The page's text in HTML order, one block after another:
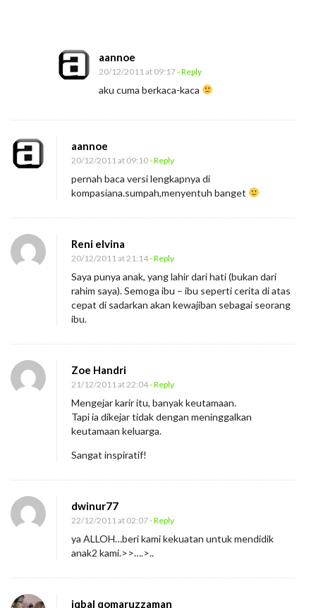
aannoe
20/12/2011 at 09:17- Reply
aku cuma berkaca-kaca
aannoe
20/12/2011 at 09:10- Reply
pernah baca versi lengkapnya di
kompasiana.sumpah,menyentuh banget
Reni elvina
20/12/2011 at 21:14- Reply
Saya punya anak, yang lahir dari hati (bukan dari
rahim saya). Semoga ibu – ibu seperti cerita di atas
cepat di sadarkan akan kewajiban sebagai seorang
ibu.
Zoe Handri
21/12/2011 at 22:04- Reply
Mengejar karir itu, banyak keutamaan.
Tapi ia dikejar tidak dengan meninggalkan
keutamaan keluarga.
Sangat inspiratif!
dwinur77
22/12/2011 at 02:07- Reply
ya ALLOH…beri kami kekuatan untuk mendidik
anak2 kami.>>….>..
iqbal qomaruzzaman